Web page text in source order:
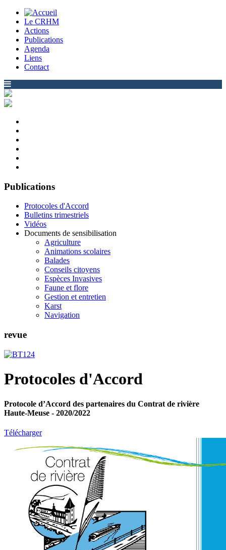
Le CRHM
Actions
Publications
Agenda
Liens
Contact
Publications
Protocoles d'Accord
Bulletins trimestriels
Vidéos
Documents de sensibilisation
Agriculture
Animations scolaires
Balades
Conseils citoyens
Espèces Invasives
Faune et flore
Gestion et entretien
Karst
Navigation
revue
Protocoles d'Accord
Protocole d’Accord des partenaires du Contrat de rivière
Haute-Meuse - 2020/2022
Télécharger